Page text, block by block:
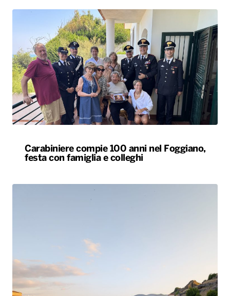
Carabiniere compie 100 anni nel Foggiano,
festa con famiglia e colleghi